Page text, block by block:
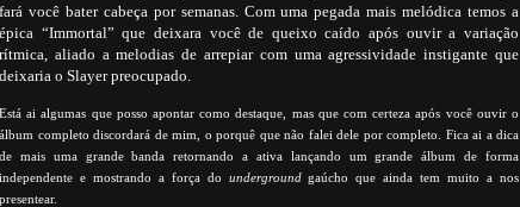
fará você bater cabeça por semanas. Com uma pegada mais melódica temos a
épica “Immortal” que deixara você de queixo caído após ouvir a variação
rítmica, aliado a melodias de arrepiar com uma agressividade instigante que
deixaria o Slayer preocupado.
Está ai algumas que posso apontar como destaque, mas que com certeza após você ouvir o
álbum completo discordará de mim, o porquê que não falei dele por completo. Fica ai a dica
de mais uma grande banda retornando a ativa lançando um grande álbum de forma
independente e mostrando a força do undergroundgaúcho que ainda tem muito a nos
presentear.